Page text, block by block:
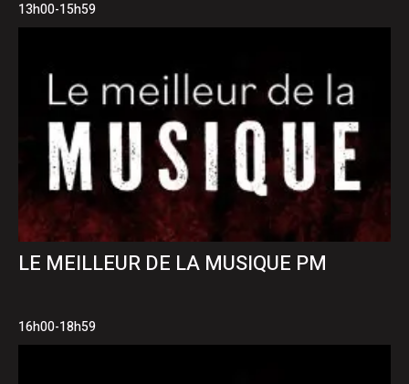
13h00-15h59
LE MEILLEUR DE LA MUSIQUE PM
16h00-18h59